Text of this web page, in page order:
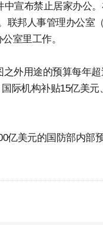
宣布禁止居家办公
邦人事管理办公室
室里工作。
外用途的预算每年
际机构补贴15亿美
亿美元的国防部内部